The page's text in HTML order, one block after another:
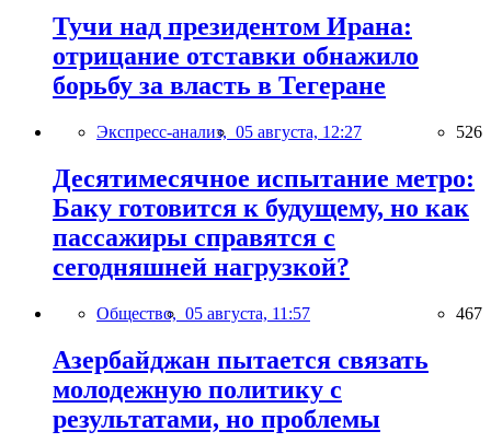
Тучи над президентом Ирана:
отрицание отставки обнажило
борьбу за власть в Тегеране
Экспресс-анализ, 05 августа, 12:27 526
Десятимесячное испытание метро:
Баку готовится к будущему, но как
пассажиры справятся с
сегодняшней нагрузкой?
Общество, 05 августа, 11:57 467
Азербайджан пытается связать
молодежную политику с
результатами, но проблемы